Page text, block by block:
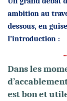
ambition au
dessous, en
l’introduction :
Dans les
est bon et